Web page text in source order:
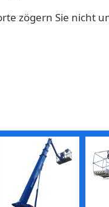
zögern Sie nicht